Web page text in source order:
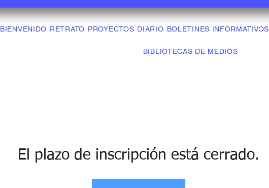
BIENVENIDO RETRATO PROYECTOS DIARIO BOLETINES INFORMATIVOS
BIBLIOTECAS DE MEDIOS
El plazo de inscripción está cerrado.